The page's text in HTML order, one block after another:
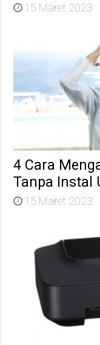
15 Maret 2023
4 Cara
Tanpa Instal
15 Maret 2023